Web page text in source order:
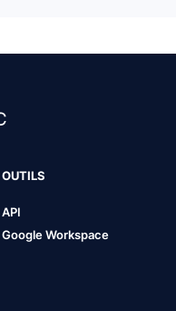
OUTILS
API
Google Workspace